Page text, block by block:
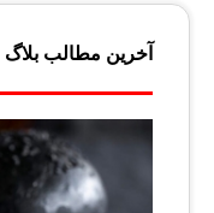
آخرین مطالب بلاگ